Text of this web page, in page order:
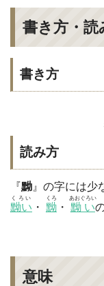
書き方・読
書き方
読み方
『黝』の字には少
黝い
くろい
・ 黝
くろ
・ 黝い
あおぐろい
意味